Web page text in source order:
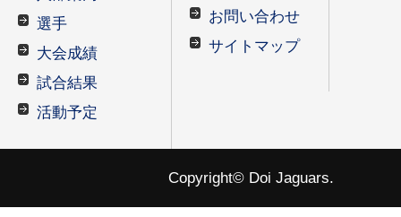
選手
大会成績
試合結果
活動予定
お問い合わせ
サイトマップ
Copyright© Doi Jaguars.